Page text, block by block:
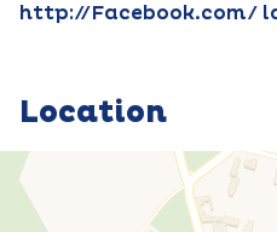
http://Facebook.com/
Location